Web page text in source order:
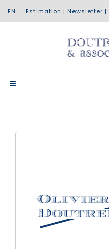
Estimation | Newsletter |